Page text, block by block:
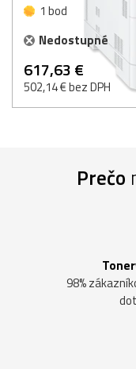
1 bod
Nedostupné
617,63 €
502,14 € bez DPH
Prečo
98%